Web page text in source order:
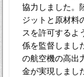
協力しました。
ジットと原材料
スを許可するよ
係を監督しまし
の航空機の高出
金が実現しまし